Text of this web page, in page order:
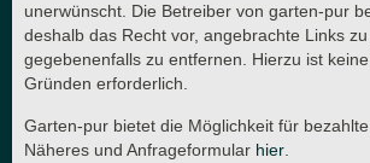
unerwünscht. Die Betreiber von garten-pur
deshalb das Recht vor, angebrachte Links
gegebenenfalls zu entfernen. Hierzu ist
Gründen erforderlich.
Garten-pur bietet die Möglichkeit für bezahlte
Näheres und Anfrageformular hier